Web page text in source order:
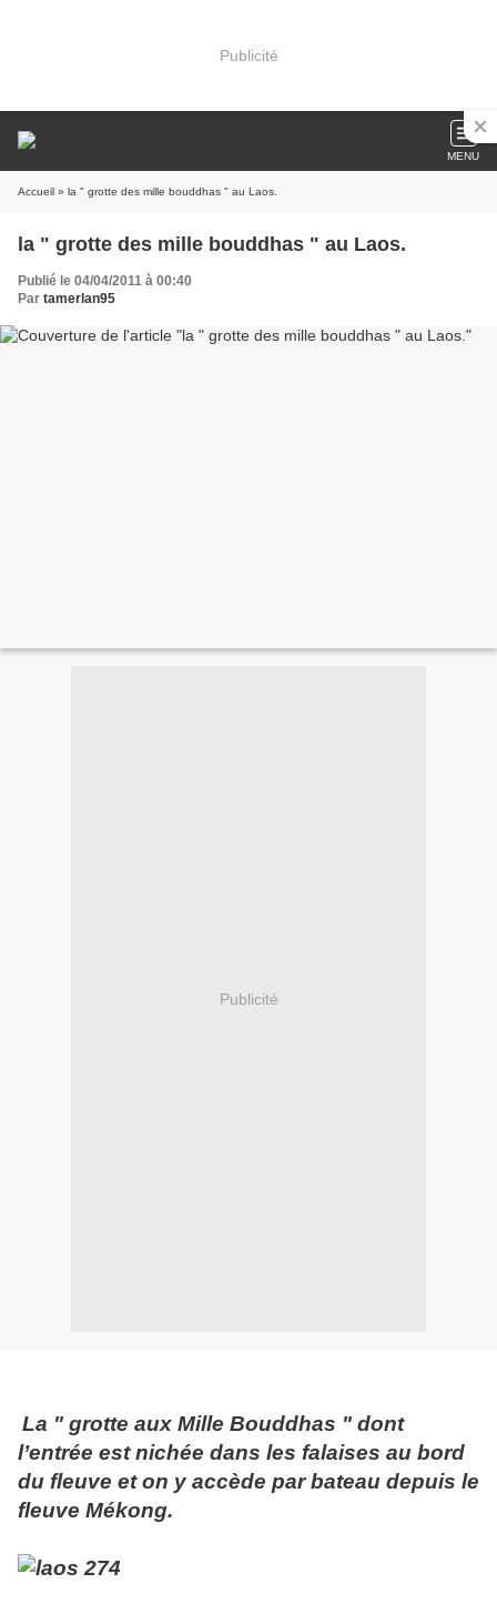
Publicité
MENU
Accueil » la " grotte des mille bouddhas " au Laos.
la " grotte des mille bouddhas " au Laos.
Publié le 04/04/2011 à 00:40
Par tamerlan95
Publicité
La " grotte aux Mille Bouddhas " dont
l’entrée est nichée dans les falaises au bord
du fleuve et on y accède par bateau depuis le
fleuve Mékong.